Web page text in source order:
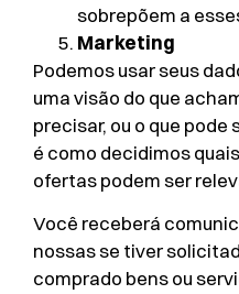
sobrepõem a
Marketing
Podemos usar seus
uma visão do que
precisar, ou o que pode
é como decidimos
ofertas podem ser
Você receberá
nossas se tiver
comprado bens ou